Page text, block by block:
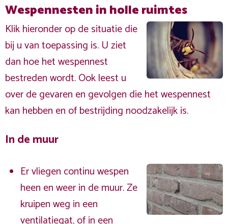
Wespennesten in holle ruimtes
Klik hieronder op de situatie die
bij u van toepassing is. U ziet
dan hoe het wespennest
bestreden wordt. Ook leest u
over de gevaren en gevolgen die het wespennest
kan hebben en of bestrijding noodzakelijk is.
In de muur
Er vliegen continu wespen
heen en weer in de muur. Ze
kruipen weg in een